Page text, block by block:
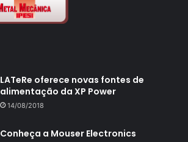
LATeRe oferece novas fontes de
alimentação da XP Power
14/08/2018
Conheça a Mouser Electronics